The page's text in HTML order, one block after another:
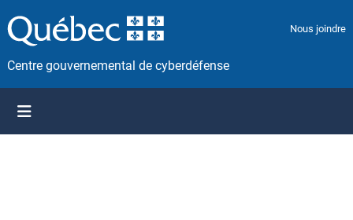
a
s
Nous joindre
Centre gouvernemental de cyberdéfense